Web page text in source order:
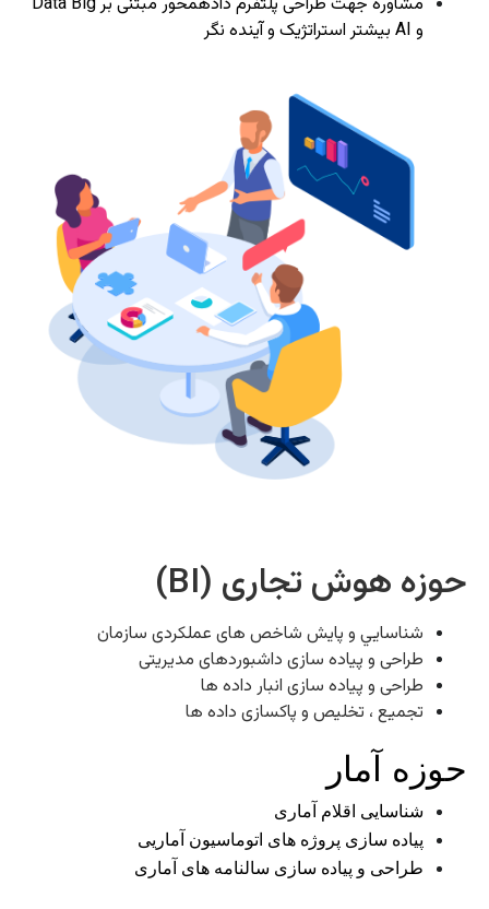
و AI بیشتر استراتژیک و آینده نگر
حوزه هوش تجاری (BI)
شناسايي و پايش شاخص های عملکردی سازمان
طراحی و پیاده سازی داشبوردهای مدیریتی
طراحی و پیاده سازی انبار داده ها
تجميع ، تخليص و پاکسازی داده ها
حوزه آمار
شناسایی اقلام آماری
پیاده سازی پروژه های اتوماسيون آماریی
طراحی و پياده سازی سالنامه های آماری